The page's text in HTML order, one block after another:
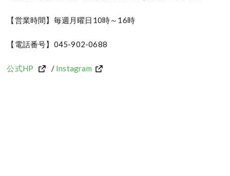
【営業時間】毎週月曜日10時～16時
【電話番号】045-902-0688
公式HP / Instagram